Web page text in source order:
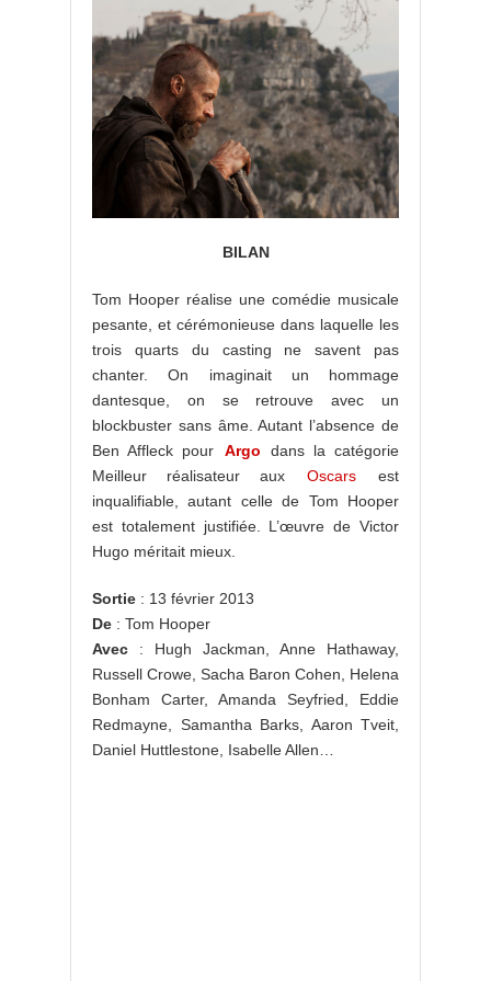
BILAN
Tom Hooper réalise une comédie musicale
pesante, et cérémonieuse dans laquelle les
trois quarts du casting ne savent pas
chanter. On imaginait un hommage
dantesque, on se retrouve avec un
blockbuster sans âme. Autant l’absence de
Ben Affleck pour
Argo
dans la catégorie
Meilleur réalisateur aux
Oscars
est
inqualifiable, autant celle de Tom Hooper
est totalement justifiée. L’œuvre de Victor
Hugo méritait mieux.
Sortie : 13 février 2013
De : Tom Hooper
Avec : Hugh Jackman, Anne Hathaway,
Russell Crowe, Sacha Baron Cohen, Helena
Bonham Carter, Amanda Seyfried, Eddie
Redmayne, Samantha Barks, Aaron Tveit,
Daniel Huttlestone, Isabelle Allen…